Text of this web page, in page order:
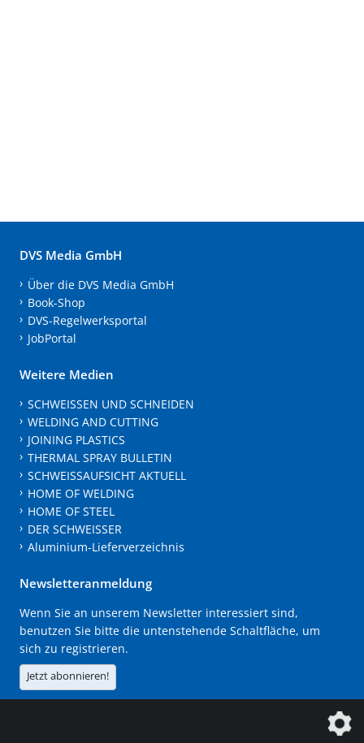
DVS Media GmbH
Über die DVS Media GmbH
Book-Shop
DVS-Regelwerksportal
JobPortal
Weitere Medien
SCHWEISSEN UND SCHNEIDEN
WELDING AND CUTTING
JOINING PLASTICS
THERMAL SPRAY BULLETIN
SCHWEISSAUFSICHT AKTUELL
HOME OF WELDING
HOME OF STEEL
DER SCHWEISSER
Aluminium-Lieferverzeichnis
Newsletteranmeldung
Wenn Sie an unserem Newsletter interessiert sind,
benutzen Sie bitte die untenstehende Schaltfläche, um
sich zu registrieren.
Jetzt abonnieren!